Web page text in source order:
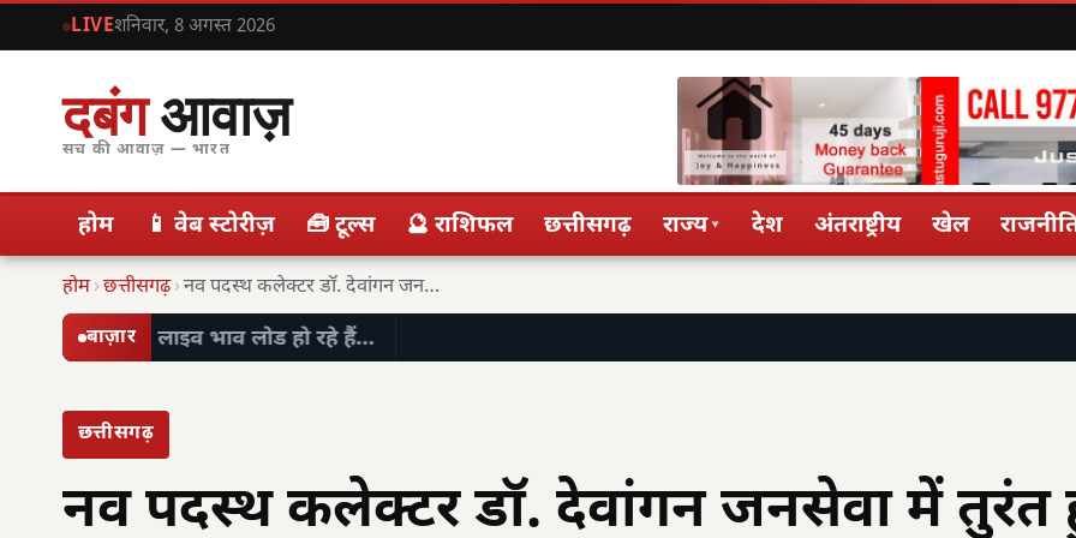
LIVEशनिवार, 8 अगस्त 2026
दबंगआवाज़
सच की आवाज़ — भारत
होम 📱 वेब स्टोरीज़ 🧰 टूल्स 🔮 राशिफल छत्तीसगढ़ राज्य▾ देश अंतराष्ट्रीय खेल
होम›छत्तीसगढ़› नव पदस्थ कलेक्टर डॉ. देवांगन जनसेवा में तुरंत…
बाज़ार लाइव भाव लोड हो रहे हैं…
छत्तीसगढ़
नव पदस्थ कलेक्टर डॉ. देवांगन जनसेवा में तुरंत